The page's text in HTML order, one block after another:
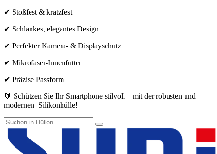
✔ Stoßfest & kratzfest
✔ Schlankes, elegantes Design
✔ Perfekter Kamera- & Displayschutz
✔ Mikrofaser-Innenfutter
✔ Präzise Passform
🔰 Schützen Sie Ihr Smartphone stilvoll – mit der robusten und
modernen Silikonhülle!